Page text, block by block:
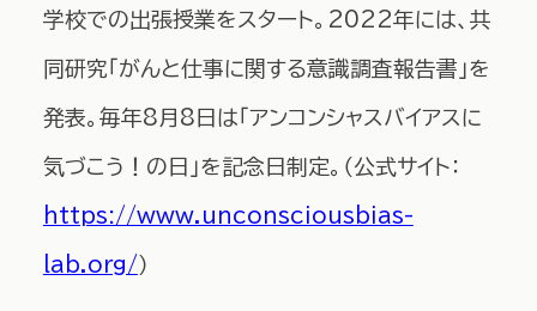
学校での出張授業をスタート。2022年には、共
同研究「がんと仕事に関する意識調査報告書」を
発表。毎年8月8日は「アンコンシャスバイアスに
気づこう！の日」を記念日制定。（公式サイト：
https://www.unconsciousbias-
lab.org/ ）